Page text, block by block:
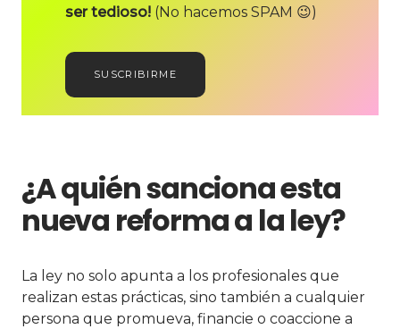
ser tedioso!(No hacemos SPAM 😉)
SUSCRIBIRME
¿A quién sanciona esta
nueva reforma a la ley?
La ley no solo apunta a los profesionales que
realizan estas prácticas, sino también a cualquier
persona que promueva, financie o coaccione a